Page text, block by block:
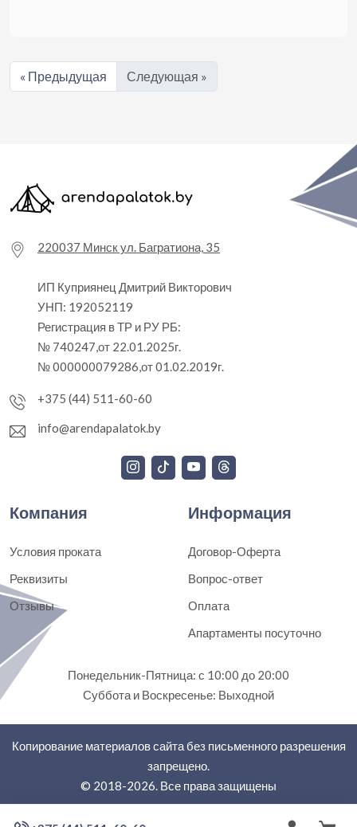
« Предыдущая Следующая »
220037 Минск ул. Багратиона, 35
ИП Куприянец Дмитрий Викторович
УНП: 192052119
Регистрация в ТР и РУ РБ:
№ 740247,от 22.01.2025г.
№ 000000079286,от 01.02.2019г.
+375 (44) 511-60-60
info@arendapalatok.by
Компания
Условия проката
Реквизиты
Отзывы
Информация
Договор-Оферта
Вопрос-ответ
Оплата
Апартаменты посуточно
Понедельник-Пятница: с 10:00 до 20:00
Суббота и Воскресенье: Выходной
Копирование материалов сайта без письменного разрешения
запрещено.
© 2018-2026. Все права защищены